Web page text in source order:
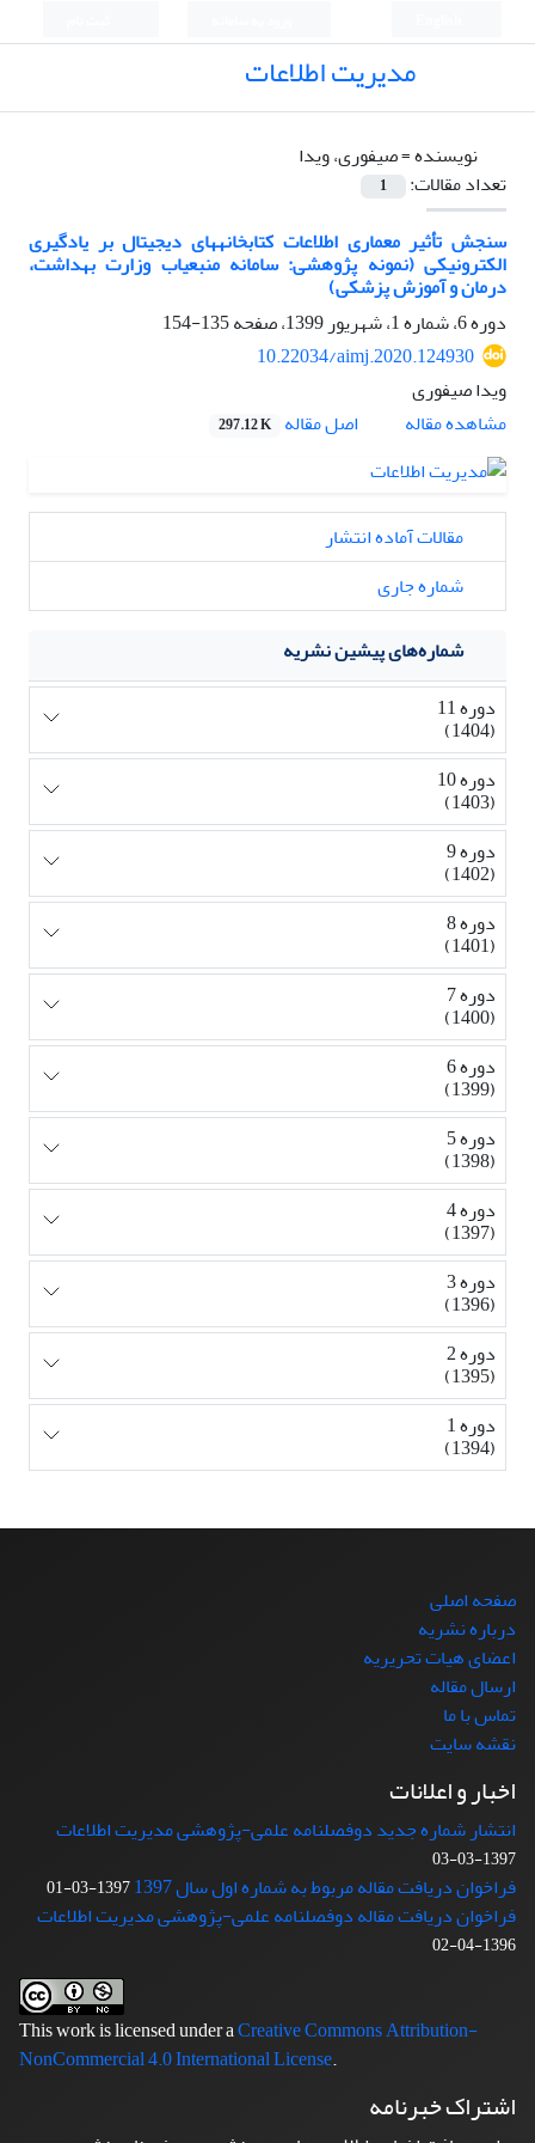
مدیریت اطلاعات
نویسنده =صیفوری، ویدا
تعداد مقالات:
1
سنجش تأثیر معماری اطلاعات کتابخانه‎های دیجیتال بر یادگیری
الکترونیکی (نمونه پژوهشی: سامانه منبع‎‎یاب وزارت بهداشت،
درمان و آموزش پزشکی)
دوره 6، شماره 1، شهریور 1399، صفحه
135-154
10.22034/aimj.2020.124930
ویدا صیفوری
مشاهده مقاله
اصل مقاله 297.12 K
مقالات آماده انتشار
شماره جاری
شماره‌های پیشین نشریه
دوره 11
(1404)
دوره 10
(1403)
دوره 9
(1402)
دوره 8
(1401)
دوره 7
(1400)
دوره 6
(1399)
دوره 5
(1398)
دوره 4
(1397)
دوره 3
(1396)
دوره 2
(1395)
دوره 1
(1394)
صفحه اصلی
درباره نشریه
اعضای هیات تحریریه
ارسال مقاله
تماس با ما
نقشه سایت
اخبار و اعلانات
انتشار شماره جدید دوفصلنامه علمی-پژوهشی مدیریت اطلاعات
1397-03-03
فراخوان دریافت مقاله مربوط به شماره اول سال 1397 1397-03-01
فراخوان دریافت مقاله دوفصلنامه علمی-پژوهشی مدیریت اطلاعات
1396-04-02
This work is licensed under aCreative Commons Attribution-
NonCommercial 4.0 International License.
اشتراک خبرنامه